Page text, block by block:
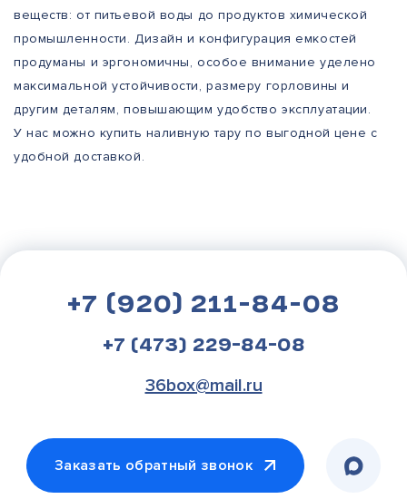
веществ: от питьевой воды до продуктов химической
промышленности. Дизайн и конфигурация емкостей
продуманы и эргономичны, особое внимание уделено
максимальной устойчивости, размеру горловины и
другим деталям, повышающим удобство эксплуатации.
У нас можно купить наливную тару по выгодной цене с
удобной доставкой.
+7 (920) 211-84-08
+7 (473) 229-84-08
36box@mail.ru
Заказать обратный звонок